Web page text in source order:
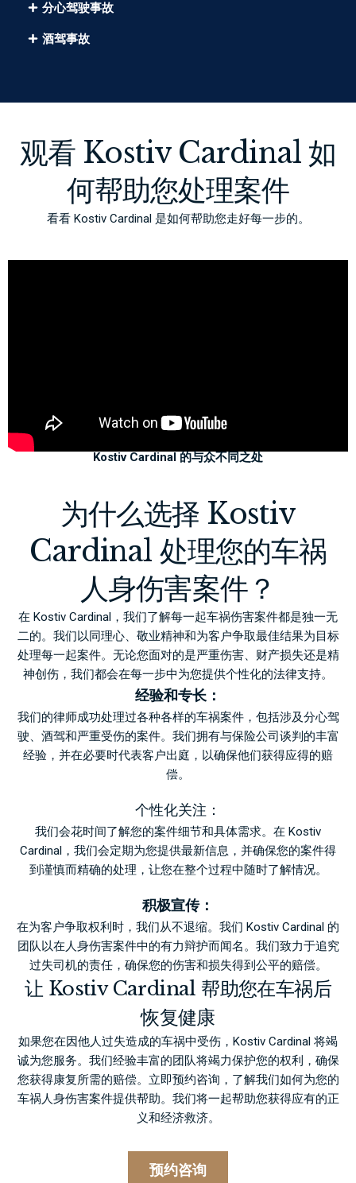
分心驾驶事故
酒驾事故
观看 Kostiv Cardinal 如
何帮助您处理案件
看看 Kostiv Cardinal 是如何帮助您走好每一步的。
Kostiv Cardinal 的与众不同之处
为什么选择 Kostiv
Cardinal 处理您的车祸
人身伤害案件？
在 Kostiv Cardinal，我们了解每一起车祸伤害案件都是独一无
二的。我们以同理心、敬业精神和为客户争取最佳结果为目标
处理每一起案件。无论您面对的是严重伤害、财产损失还是精
神创伤，我们都会在每一步中为您提供个性化的法律支持。
经验和专长：
我们的律师成功处理过各种各样的车祸案件，包括涉及分心驾
驶、酒驾和严重受伤的案件。我们拥有与保险公司谈判的丰富
经验，并在必要时代表客户出庭，以确保他们获得应得的赔
偿。
个性化关注：
我们会花时间了解您的案件细节和具体需求。在 Kostiv
Cardinal，我们会定期为您提供最新信息，并确保您的案件得
到谨慎而精确的处理，让您在整个过程中随时了解情况。
积极宣传：
在为客户争取权利时，我们从不退缩。我们 Kostiv Cardinal 的
团队以在人身伤害案件中的有力辩护而闻名。我们致力于追究
过失司机的责任，确保您的伤害和损失得到公平的赔偿。
让 Kostiv Cardinal 帮助您在车祸后
恢复健康
如果您在因他人过失造成的车祸中受伤，Kostiv Cardinal 将竭
诚为您服务。我们经验丰富的团队将竭力保护您的权利，确保
您获得康复所需的赔偿。 立即预约咨询 ，了解我们如何为您的
车祸人身伤害案件提供帮助。我们将一起帮助您获得应有的正
义和经济救济。
预约咨询